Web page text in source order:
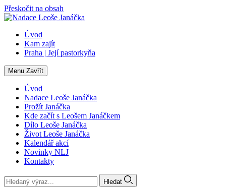
Přeskočit na obsah
Úvod
Kam zajít
Praha | Její pastorkyňa
Menu Zavřít
Úvod
Nadace Leoše Janáčka
Prožít Janáčka
Kde začít s Leošem Janáčkem
Dílo Leoše Janáčka
Život Leoše Janáčka
Kalendář akcí
Novinky NLJ
Kontakty
Hledat